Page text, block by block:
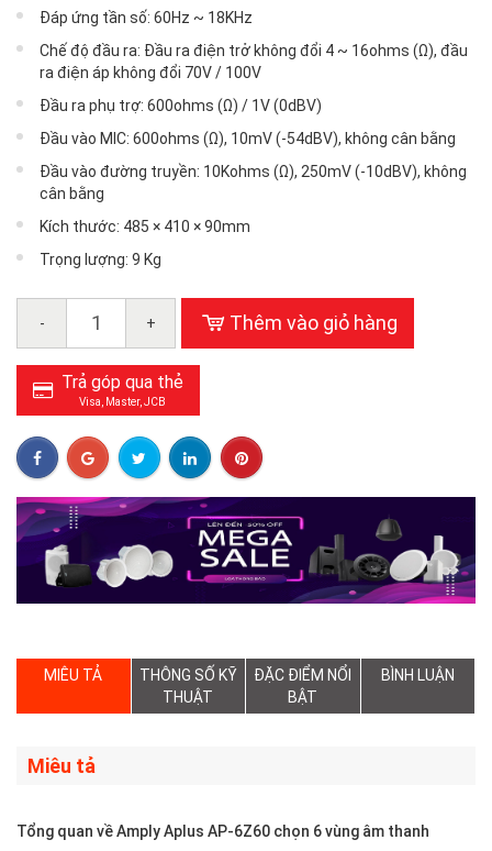
Đáp ứng tần số: 60Hz ~ 18KHz
Chế độ đầu ra: Đầu ra điện trở không đổi 4 ~ 16ohms (Ω), đầu
ra điện áp không đổi 70V / 100V
Đầu ra phụ trợ: 600ohms (Ω) / 1V (0dBV)
Đầu vào MIC: 600ohms (Ω), 10mV (-54dBV), không cân bằng
Đầu vào đường truyền: 10Kohms (Ω), 250mV (-10dBV), không
cân bằng
Kích thước: 485 × 410 × 90mm
Trọng lượng: 9 Kg
- + Thêm vào giỏ hàng
Trả góp qua thẻ
Visa, Master, JCB
MIÊU TẢ
THÔNG SỐ KỸ
THUẬT
ĐẶC ĐIỂM NỔI
BẬT
BÌNH LUẬN
Miêu tả
Tổng quan về Amply Aplus AP-6Z60 chọn 6 vùng âm thanh